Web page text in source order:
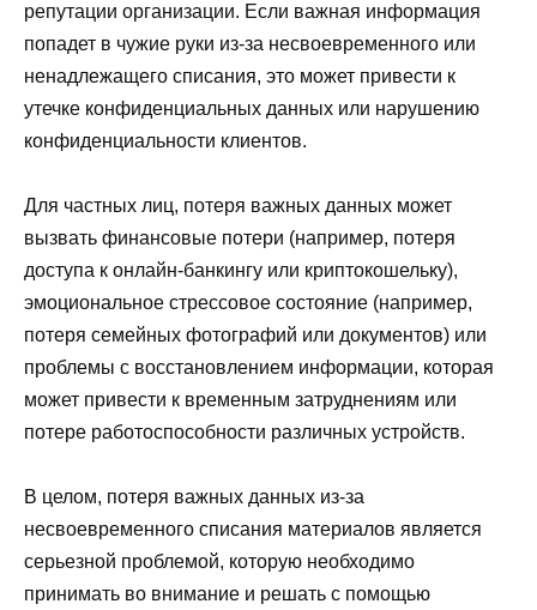
репутации организации. Если важная информация
попадет в чужие руки из-за несвоевременного или
ненадлежащего списания, это может привести к
утечке конфиденциальных данных или нарушению
конфиденциальности клиентов.
Для частных лиц, потеря важных данных может
вызвать финансовые потери (например, потеря
доступа к онлайн-банкингу или криптокошельку),
эмоциональное стрессовое состояние (например,
потеря семейных фотографий или документов) или
проблемы с восстановлением информации, которая
может привести к временным затруднениям или
потере работоспособности различных устройств.
В целом, потеря важных данных из-за
несвоевременного списания материалов является
серьезной проблемой, которую необходимо
принимать во внимание и решать с помощью